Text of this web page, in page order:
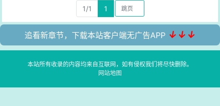
1/1 1
追看新章节，下载本站客户端无广告APP ↓↓↓
本站所有收录的内容均来自互联网，如有侵权我们将尽快删除。
网站地图